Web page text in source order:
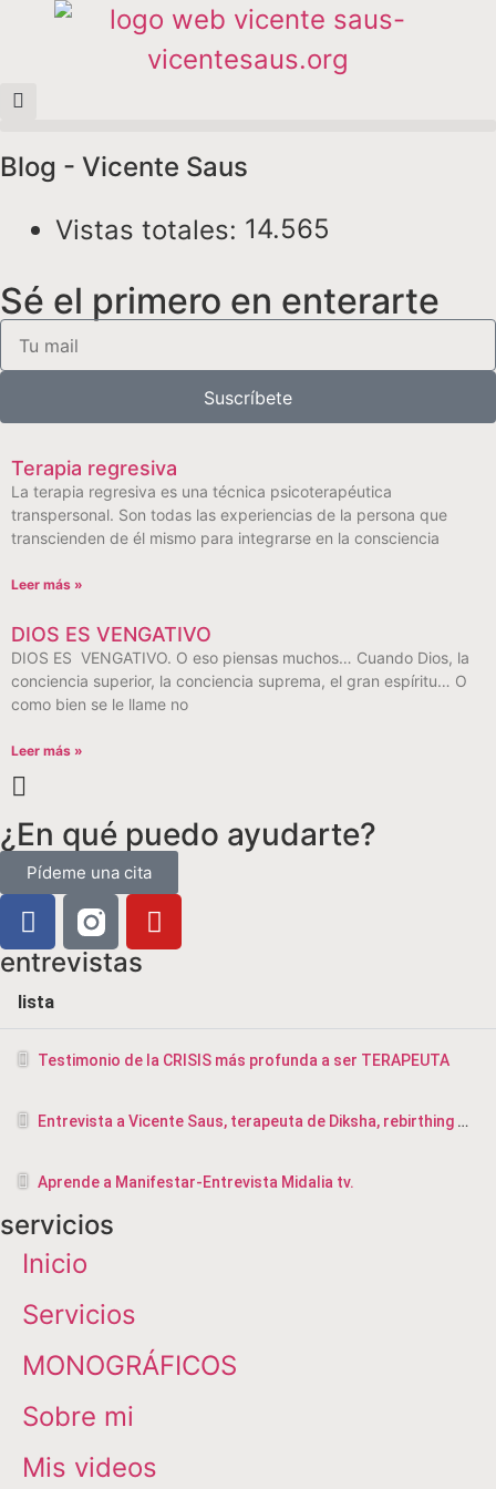
Blog - Vicente Saus
Vistas totales: 14.565
Sé el primero en enterarte
Suscríbete
Terapia regresiva
La terapia regresiva es una técnica psicoterapéutica
transpersonal. Son todas las experiencias de la persona que
transcienden de él mismo para integrarse en la consciencia
Leer más »
DIOS ES VENGATIVO
DIOS ES VENGATIVO. O eso piensas muchos… Cuando Dios, la
conciencia superior, la conciencia suprema, el gran espíritu… O
como bien se le llame no
Leer más »
¿En qué puedo ayudarte?
Pídeme una cita
entrevistas
lista
Testimonio de la CRISIS más profunda a ser TERAPEUTA
Entrevista a Vicente Saus, terapeuta de Diksha, rebirthing y masajista en Valencia
Aprende a Manifestar-Entrevista Midalia tv.
servicios
Inicio
Servicios
MONOGRÁFICOS
Sobre mi
Mis videos